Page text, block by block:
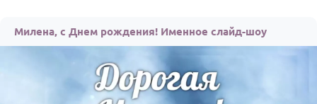
Открытки
Стихи и тексты
ПРАЗДНИКИ
ОТЗЫВЫ
Милена, с Днем рождения! Именное слайд-шоу